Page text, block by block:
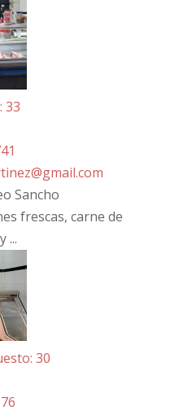
33
Sancho
frescas, carne de
...
30